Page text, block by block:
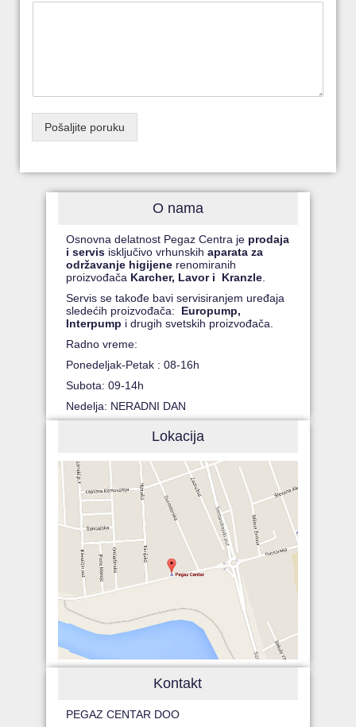
Pošaljite poruku
O nama
Osnovna delatnost Pegaz Centra je prodaja
i servis isključivo vrhunskihaparata za
održavanje higijene renomiranih
proizvođača Karcher, Lavor i Kranzle
Servis se takođe bavi servisiranjem uređaja
sledećih proizvođača: Europump,
Interpump i drugih svetskih proizvođača.
Radno vreme:
Ponedeljak-Petak : 08-16h
Subota: 09-14h
Nedelja: NERADNI DAN
Lokacija
Kontakt
PEGAZ CENTAR DOO